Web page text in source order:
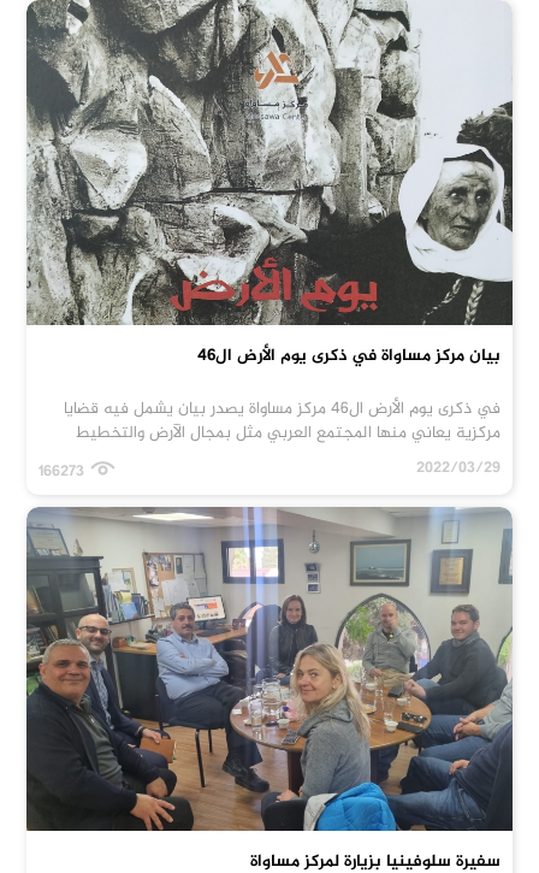
بيان مركز مساواة في ذكرى يوم الأرض ال46
في ذكرى يوم الأرض ال46 مركز مساواة يصدر بيان يشمل فيه قضايا
مركزية يعاني منها المجتمع العربي مثل بمجال الآرض والتخطيط
2022/03/29
سفيرة سلوفينيا بزيارة لمركز مساواة